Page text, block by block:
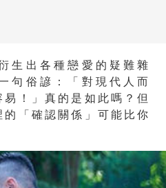
生出各種戀愛的疑難雜
句俗諺：「對現代人而
！」真的是如此嗎？但
「確認關係」可能比你